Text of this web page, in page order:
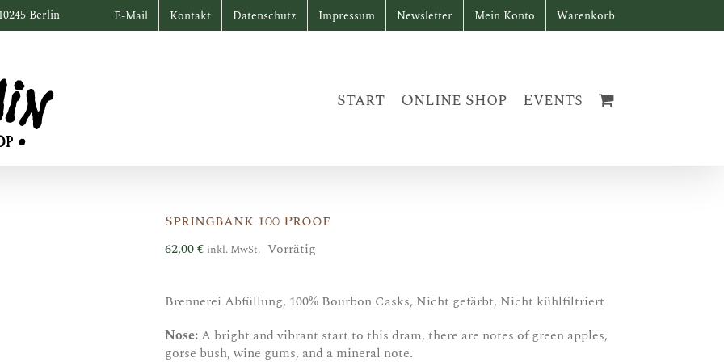
Berlin E-Mail Kontakt Datenschutz Impressum Newsletter Mein Konto Warenkorb
Start Online Shop Events
Springbank 100 Proof
62,00€ inkl. MwSt. Vorrätig
Brennerei Abfüllung, 100% Bourbon Casks, Nicht gefärbt, Nicht kühlfiltriert
Nose:A bright and vibrant start to this dram, there are notes of green apples,
gorse bush, wine gums, and a mineral note.